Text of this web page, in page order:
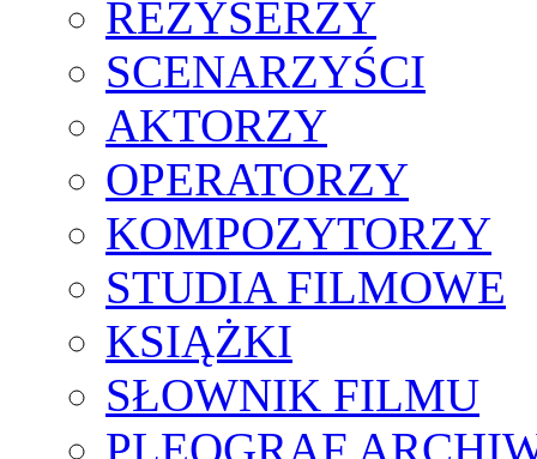
REŻYSERZY
SCENARZYŚCI
AKTORZY
OPERATORZY
KOMPOZYTORZY
STUDIA FILMOWE
KSIĄŻKI
SŁOWNIK FILMU
PLEOGRAF